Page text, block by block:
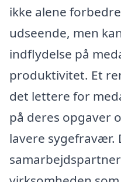
ikke alene
udseende, men
indflydelse på
produktivitet. Et
det lettere for
på deres opgaver
lavere sygefravær.